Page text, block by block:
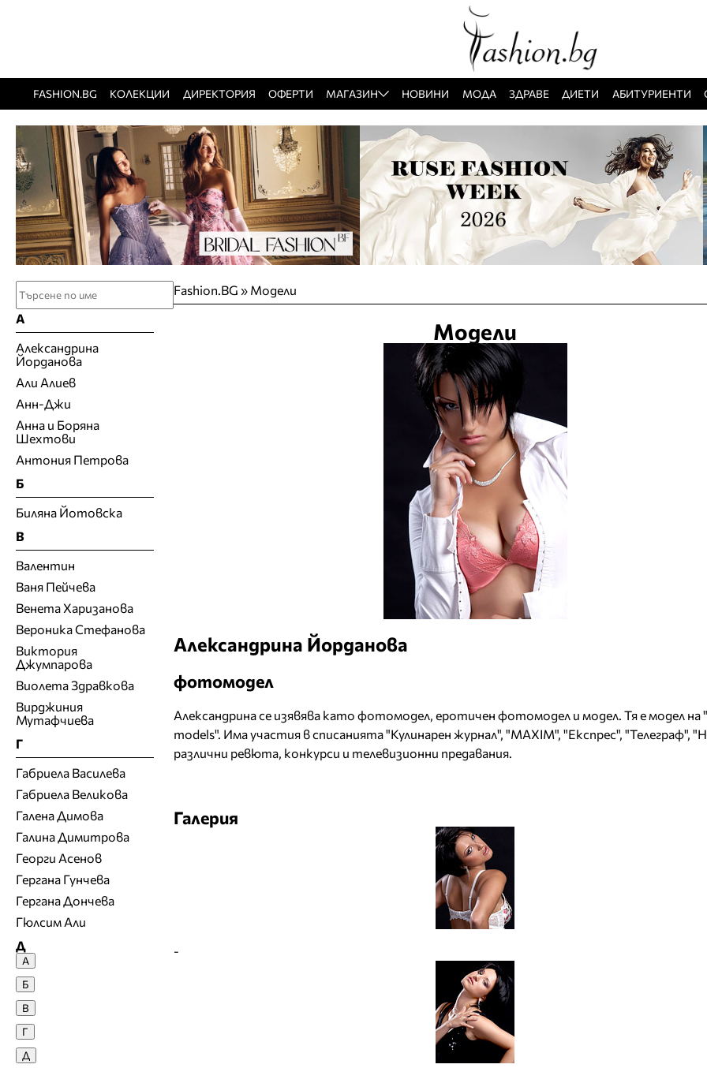
FASHION.BG КОЛЕКЦИИ ДИРЕКТОРИЯ ОФЕРТИ МАГАЗИН НОВИНИ МОДА ЗДРАВЕ ДИЕТИ АБИТУРИЕНТИ
Fashion.BG » Модели
Модели
Александрина Йорданова
фотомодел
Александрина се изявява като фотомодел, еротичен фотомодел и модел. Тя е модел на
models". Има участия в списанията "Кулинарен журнал", "MAXIM", "Експрес", "Телеграф",
различни ревюта, конкурси и телевизионни предавания.
Галерия
-
А
Александрина
Йорданова
Али Алиев
Анн-Джи
Анна и Боряна
Шехтови
Антония Петрова
Б
Биляна Йотовска
В
Валентин
Ваня Пейчева
Венета Харизанова
Вероника Стефанова
Виктория
Джумпарова
Виолета Здравкова
Вирджиния
Мутафчиева
Г
Габриела Василева
Габриела Великова
Галена Димова
Галина Димитрова
Георги Асенов
Гергана Гунчева
Гергана Дончева
Гюлсим Али
Д
Денислава Сашова
Десислава Денчева
Десислава Николова
Десислава Панчева
Джия Лазарова
А
Б
В
Г
Д